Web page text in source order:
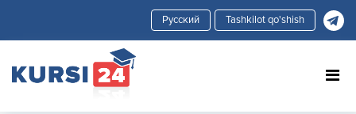
Tashkilot qo'shish